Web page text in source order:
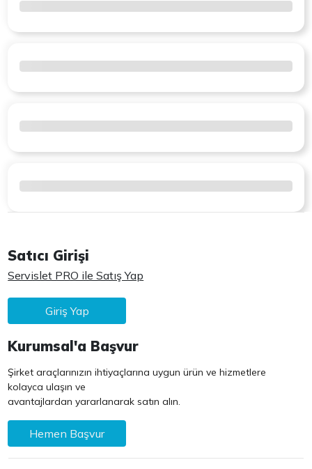
Satıcı Girişi
Servislet PRO ile Satış Yap
Giriş Yap
Kurumsal'a Başvur
Şirket araçlarınızın ihtiyaçlarına uygun ürün ve hizmetlere
kolayca ulaşın ve
avantajlardan yararlanarak satın alın.
Hemen Başvur